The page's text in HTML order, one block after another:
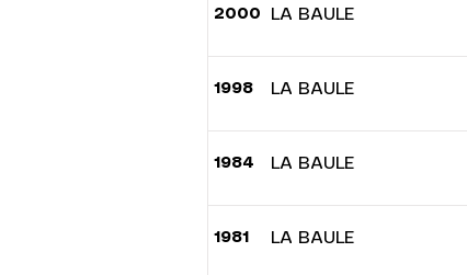
2000 LA BAULE
1998 LA BAULE
1984 LA BAULE
1981 LA BAULE